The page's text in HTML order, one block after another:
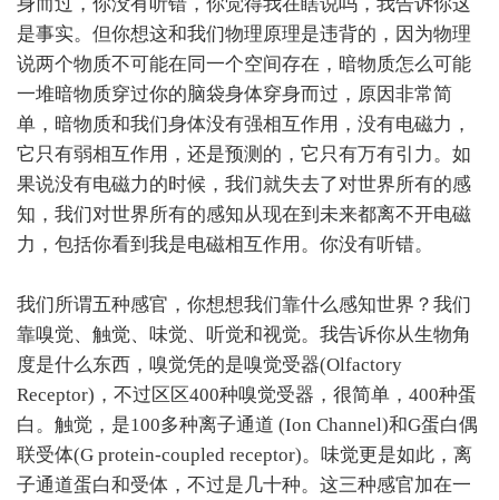
是事实。但你想这和我们物理原理是违背的，因为物理
说两个物质不可能在同一个空间存在，暗物质怎么可能
一堆暗物质穿过你的脑袋身体穿身而过，原因非常简
单，暗物质和我们身体没有强相互作用，没有电磁力，
它只有弱相互作用，还是预测的，它只有万有引力。如
果说没有电磁力的时候，我们就失去了对世界所有的感
知，我们对世界所有的感知从现在到未来都离不开电磁
力，包括你看到我是电磁相互作用。你没有听错。
我们所谓五种感官，你想想我们靠什么感知世界？我们
靠嗅觉、触觉、味觉、听觉和视觉。我告诉你从生物角
度是什么东西，嗅觉凭的是嗅觉受器(Olfactory
Receptor)，不过区区400种嗅觉受器，很简单，400种蛋
白。触觉，是100多种离子通道 (Ion Channel)和G蛋白偶
联受体(G protein-coupled receptor)。味觉更是如此，离
子通道蛋白和受体，不过是几十种。这三种感官加在一